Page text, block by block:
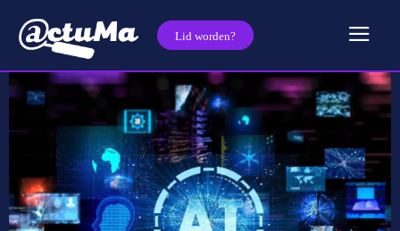
Lid worden?